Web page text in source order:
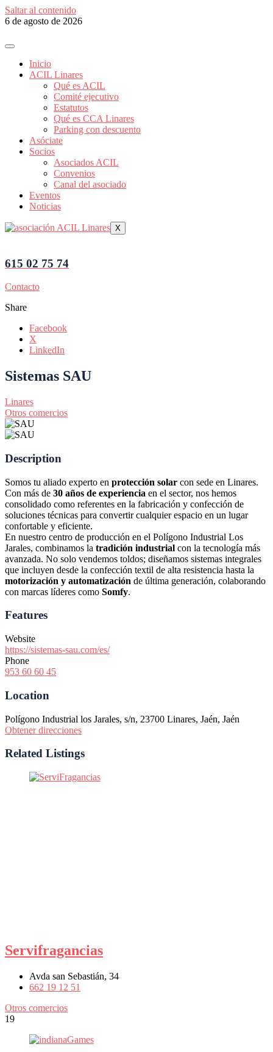
Saltar al contenido
6 de agosto de 2026
Inicio
ACIL Linares
Qué es ACIL
Comité ejecutivo
Estatutos
Qué es CCA Linares
Parking con descuento
Asóciate
Socios
Asociados ACIL
Convenios
Canal del asociado
Eventos
Noticias
X
615 02 75 74
Contacto
Share
Facebook
X
LinkedIn
Sistemas SAU
Linares
Otros comercios
Description
Somos tu aliado experto en protección solar con sede en Linares.
Con más de 30 años de experiencia en el sector, nos hemos
consolidado como referentes en la fabricación y confección de
soluciones técnicas para convertir cualquier espacio en un lugar
confortable y eficiente.
En nuestro centro de producción en el Polígono Industrial Los
Jarales, combinamos la tradición industrial con la tecnología más
avanzada. No solo vendemos toldos; diseñamos sistemas integrales
que incluyen desde la confección textil de alta resistencia hasta la
motorización y automatización de última generación, colaborando
con marcas líderes como Somfy.
Features
Website
https://sistemas-sau.com/es/
Phone
953 60 60 45
Location
Polígono Industrial los Jarales, s/n, 23700 Linares, Jaén, Jaén
Obtener direcciones
Related Listings
Servifragancias
Avda san Sebastián, 34
662 19 12 51
Otros comercios
19